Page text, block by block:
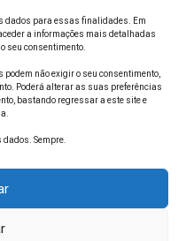
dados para essas finalidades. Em
a informações mais detalhadas
seu consentimento.
não exigir o seu consentimento,
Poderá alterar as suas preferências
bastando regressar a este site e
Sempre.